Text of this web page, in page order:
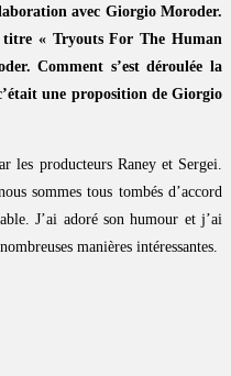
avec Giorgio Moroder.
« Tryouts For The Human
Comment s’est déroulée la
une proposition de Giorgio
les producteurs Raney et Sergei.
sommes tous tombés d’accord
J’ai adoré son humour et j’ai
manières intéressantes.